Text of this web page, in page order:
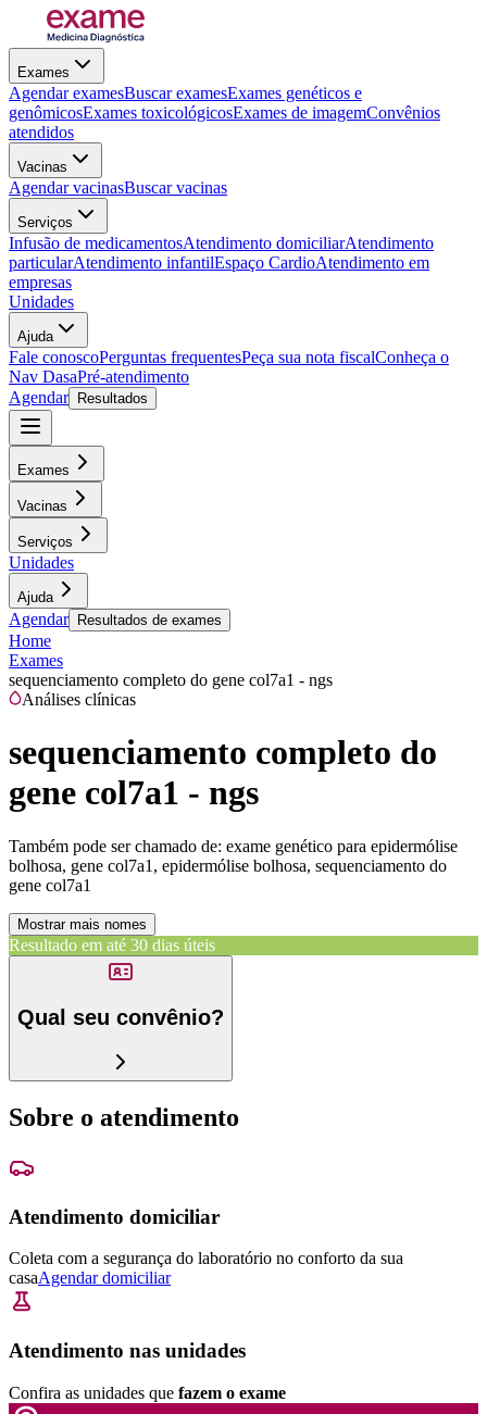
Exames
Agendar examesBuscar examesExames genéticos e
genômicosExames toxicológicosExames de imagemConvênios
atendidos
Vacinas
Agendar vacinasBuscar vacinas
Serviços
Infusão de medicamentosAtendimento domiciliarAtendimento
particularAtendimento infantilEspaço CardioAtendimento em
empresas
Unidades
Ajuda
Fale conoscoPerguntas frequentesPeça sua nota fiscalConheça o
Nav DasaPré-atendimento
Agendar
Resultados
Exames
Vacinas
Serviços
Unidades
Ajuda
Agendar Resultados de exames
Home
Exames
sequenciamento completo do gene col7a1 - ngs
Análises clínicas
sequenciamento completo do
gene col7a1 - ngs
Também pode ser chamado de: exame genético para epidermólise
bolhosa, gene col7a1, epidermólise bolhosa, sequenciamento do
gene col7a1
Mostrar mais nomes
Resultado em até 30 dias úteis
Qual seu convênio?
Sobre o atendimento
Atendimento domiciliar
Coleta com a segurança do laboratório no conforto da sua
casaAgendar domiciliar
Atendimento nas unidades
Confira as unidades que fazem o exame